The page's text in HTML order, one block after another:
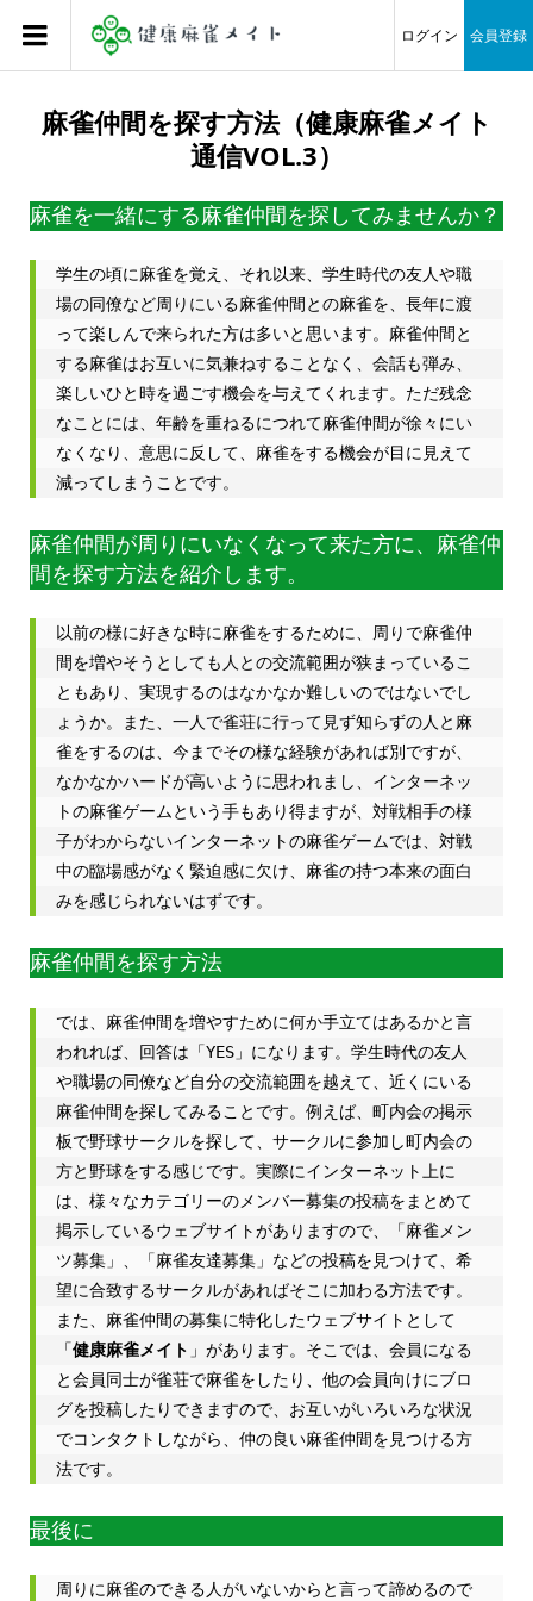
ログイン 会員登録
麻雀仲間を探す方法（健康麻雀メイト
通信VOL.3）
麻雀を一緒にする麻雀仲間を探してみませんか？
学生の頃に麻雀を覚え、それ以来、学生時代の友人や職
場の同僚など周りにいる麻雀仲間との麻雀を、長年に渡
って楽しんで来られた方は多いと思います。麻雀仲間と
する麻雀はお互いに気兼ねすることなく、会話も弾み、
楽しいひと時を過ごす機会を与えてくれます。ただ残念
なことには、年齢を重ねるにつれて麻雀仲間が徐々にい
なくなり、意思に反して、麻雀をする機会が目に見えて
減ってしまうことです。
麻雀仲間が周りにいなくなって来た方に、麻雀仲
間を探す方法を紹介します。
以前の様に好きな時に麻雀をするために、周りで麻雀仲
間を増やそうとしても人との交流範囲が狭まっているこ
ともあり、実現するのはなかなか難しいのではないでし
ょうか。また、一人で雀荘に行って見ず知らずの人と麻
雀をするのは、今までその様な経験があれば別ですが、
なかなかハードが高いように思われまし、インターネッ
トの麻雀ゲームという手もあり得ますが、対戦相手の様
子がわからないインターネットの麻雀ゲームでは、対戦
中の臨場感がなく緊迫感に欠け、麻雀の持つ本来の面白
みを感じられないはずです。
麻雀仲間を探す方法
では、麻雀仲間を増やすために何か手立てはあるかと言
われれば、回答は「YES」になります。学生時代の友人
や職場の同僚など自分の交流範囲を越えて、近くにいる
麻雀仲間を探してみることです。例えば、町内会の掲示
板で野球サークルを探して、サークルに参加し町内会の
方と野球をする感じです。実際にインターネット上に
は、様々なカテゴリーのメンバー募集の投稿をまとめて
掲示しているウェブサイトがありますので、「麻雀メン
ツ募集」、「麻雀友達募集」などの投稿を見つけて、希
望に合致するサークルがあればそこに加わる方法です。
また、麻雀仲間の募集に特化したウェブサイトとして
「健康麻雀メイト 」があります。そこでは、会員になる
と会員同士が雀荘で麻雀をしたり、他の会員向けにブロ
グを投稿したりできますので、お互いがいろいろな状況
でコンタクトしながら、仲の良い麻雀仲間を見つける方
法です。
最後に
周りに麻雀のできる人がいないからと言って諦めるので